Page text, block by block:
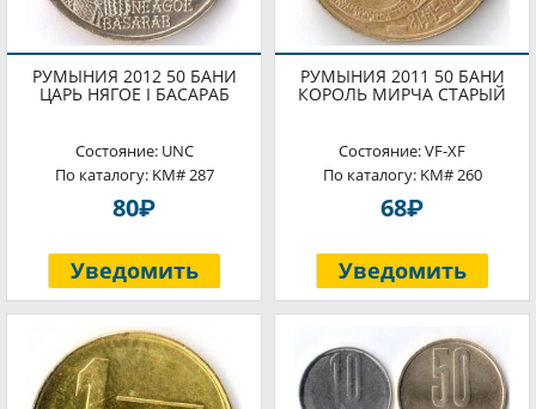
РУМЫНИЯ 2012 50 БАНИ
ЦАРЬ НЯГОЕ I БАСАРАБ
Состояние: UNC
По каталогу: KM# 287
80P
Уведомить
РУМЫНИЯ 2011 50 БАНИ
КОРОЛЬ МИРЧА СТАРЫЙ
Состояние: VF-XF
По каталогу: KM# 260
68P
Уведомить